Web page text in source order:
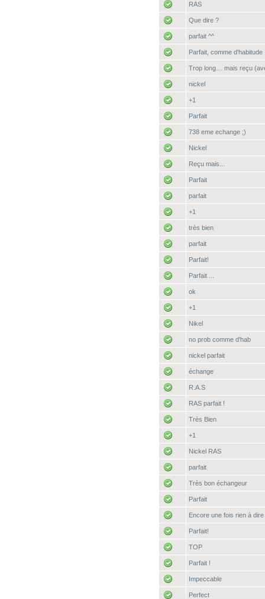
RAS
Que dire ?
parfait ^^
Parfait, comme d'habitude
Trop long… mais reçu
nickel
+1
Parfait
738 eme echange ;)
Nickel
Reçu mais...
Parfait
parfait
+1
très bien
parfait
Parfait!
Parfait ...
ok
+1
Nikel
no prob comme d'hab
nickel parfait
échange
R.A.S
RAS parfait !
Très Bien
+1
Nickel RAS
parfait
Très bon échangeur
Parfait
Encore une fois rien à dire
Parfait!
TOP
Parfait !
Impeccable
Perfect